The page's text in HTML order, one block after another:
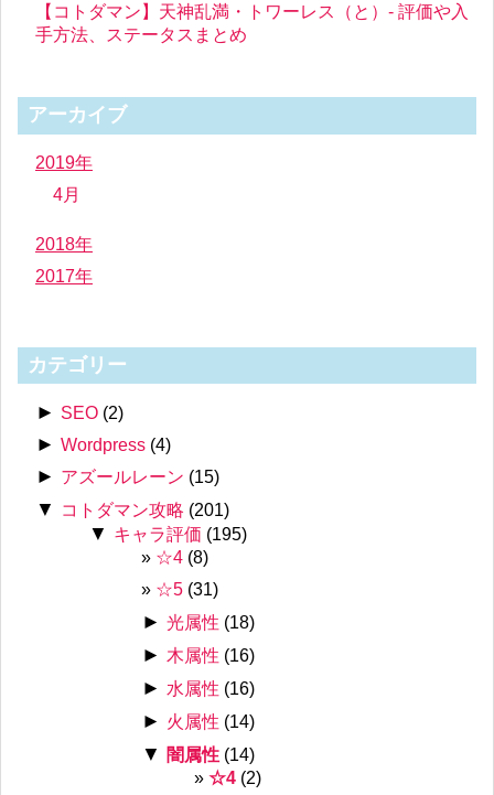
【コトダマン】天神乱満・トワーレス（と）- 評価や入
手方法、ステータスまとめ
アーカイブ
2019年
4月
2018年
2017年
カテゴリー
► SEO (2)
► Wordpress (4)
► アズールレーン (15)
▼ コトダマン攻略 (201)
▼ キャラ評価 (195)
☆4 (8)
☆5 (31)
► 光属性 (18)
► 木属性 (16)
► 水属性 (16)
► 火属性 (14)
▼ 闇属性 (14)
☆4 (2)